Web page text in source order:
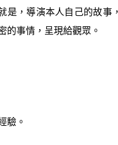
，導演本人自己的故事
的事情，呈現給觀眾。
驗。